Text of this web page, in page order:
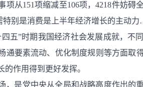
项从151项缩减至106项，4218件妨
特别是消费是上半年经济增长的主动
五”时期我国经济社会发展成就，
通要素流动、优化制度规则等方面
作用得到更好发挥。
，是党中央从全局和战略高度作出的